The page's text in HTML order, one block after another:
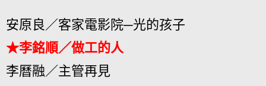
安原良／客家電影院─光的孩子
★李銘順／做工的人
李曆融／主管再見